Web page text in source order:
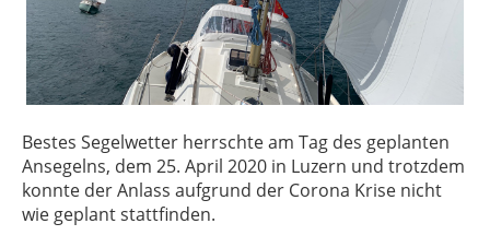
Bestes Segelwetter herrschte am Tag des geplanten
Ansegelns, dem 25. April 2020 in Luzern und trotzdem
konnte der Anlass aufgrund der Corona Krise nicht
wie geplant stattfinden.